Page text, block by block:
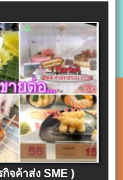
จค้าส่ง SME )